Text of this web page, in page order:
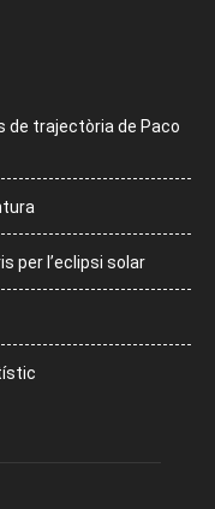
de trajectòria de Paco
per l’eclipsi solar